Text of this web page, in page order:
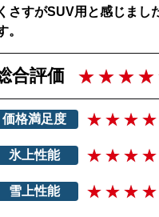
さすがSUV用と感じまし
。
合評価
価格満足度
氷上性能
雪上性能